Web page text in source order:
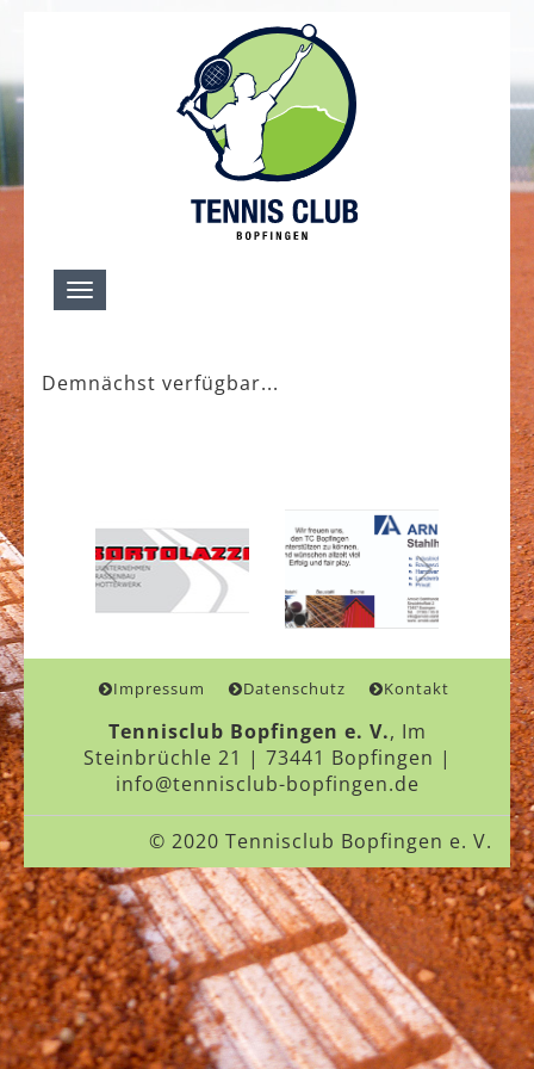
Toggle
navigation
Demnächst verfügbar...
Impressum Datenschutz Kontakt
Tennisclub Bopfingen e. V., Im
Steinbrüchle 21 | 73441 Bopfingen |
info@tennisclub-bopfingen.de
© 2020 Tennisclub Bopfingen e. V.